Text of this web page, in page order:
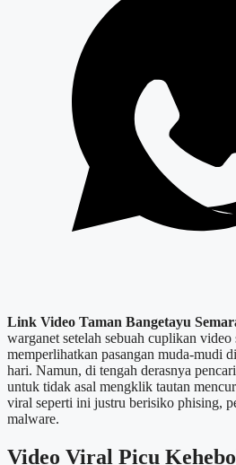
Link Video Taman Bangetayu
warganet setelah sebuah cuplikan
memperlihatkan pasangan muda-mudi
hari. Namun, di tengah derasnya
untuk tidak asal mengklik tautan
viral seperti ini justru berisiko phising,
malware.
Video Viral Picu